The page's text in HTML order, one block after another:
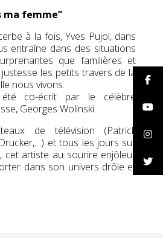
ma femme”
à la fois, Yves Pujol, dans
entraîne dans des situations
que familières et
les petits travers de la
nous vivons.
co-écrit par le célèbre
Georges Wolinski.
de télévision (Patrick
et tous les jours sur
cet artiste au sourire enjôleur
dans son univers drôle et